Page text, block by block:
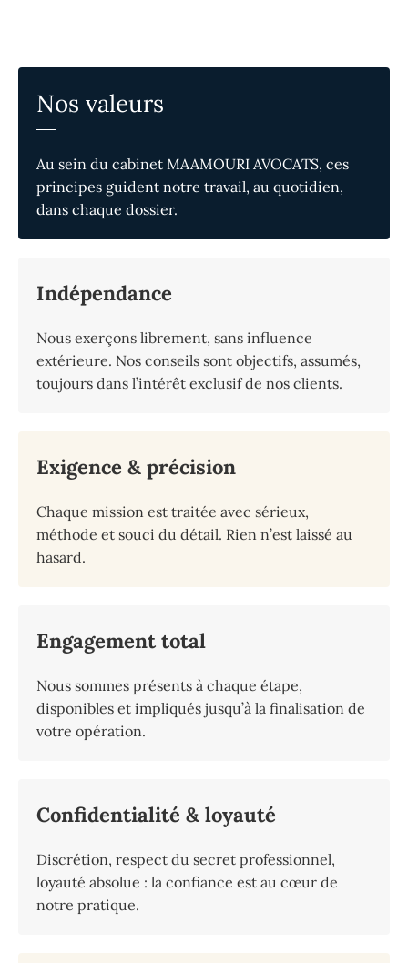
Nos valeurs
Au sein du cabinet MAAMOURI AVOCATS, ces
principes guident notre travail, au quotidien,
dans chaque dossier.
Indépendance
Nous exerçons librement, sans influence
extérieure. Nos conseils sont objectifs, assumés,
toujours dans l’intérêt exclusif de nos clients.
Exigence & précision
Chaque mission est traitée avec sérieux,
méthode et souci du détail. Rien n’est laissé au
hasard.
Engagement total
Nous sommes présents à chaque étape,
disponibles et impliqués jusqu’à la finalisation de
votre opération.
Confidentialité & loyauté
Discrétion, respect du secret professionnel,
loyauté absolue : la confiance est au cœur de
notre pratique.